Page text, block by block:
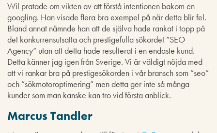
Wil pratade om vikten av att förstå intentionen bakom en
googling. Han visade flera bra exempel på när detta blir fel.
Bland annat nämnde han att de själva hade rankat i topp på
det konkurrensutsatta och prestigefulla sökordet ”SEO
Agency” utan att detta hade resulterat i en endaste kund.
Detta känner jag igen från Sverige. Vi är väldigt nöjda med
att vi rankar bra på prestigesökorden i vår bransch som ”seo”
och ”sökmotoroptimering” men detta ger inte så många
kunder som man kanske kan tro vid första anblick.
Marcus Tandler